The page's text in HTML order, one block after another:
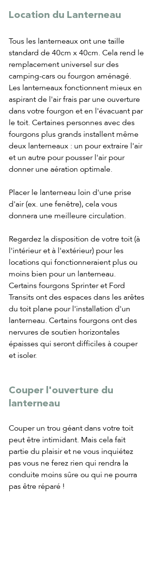
Location du Lanterneau
Tous les lanterneaux ont une taille
standard de 40cm x 40cm. Cela rend le
remplacement universel sur des
camping-cars ou fourgon aménagé.
Les lanterneaux fonctionnent mieux en
aspirant de l'air frais par une ouverture
dans votre fourgon et en l'évacuant par
le toit. Certaines personnes avec des
fourgons plus grands installent même
deux lanterneaux : un pour extraire l'air
et un autre pour pousser l'air pour
donner une aération optimale.
Placer le lanterneau loin d'une prise
d'air (ex. une fenêtre), cela vous
donnera une meilleure circulation.
Regardez la disposition de votre toit (à
l'intérieur et à l'extérieur) pour les
locations qui fonctionneraient plus ou
moins bien pour un lanterneau.
Certains fourgons Sprinter et Ford
Transits ont des espaces dans les arêtes
du toit plane pour l'installation d'un
lanterneau. Certains fourgons ont des
nervures de soutien horizontales
épaisses qui seront difficiles à couper
et isoler.
Couper l'ouverture du
lanterneau
Couper un trou géant dans votre toit
peut être intimidant. Mais cela fait
partie du plaisir et ne vous inquiétez
pas vous ne ferez rien qui rendra la
conduite moins sûre ou qui ne pourra
pas être réparé !